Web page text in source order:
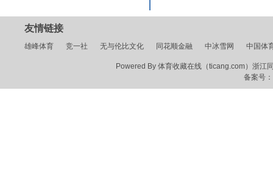
友情链接
雄峰体育 竞一社 无与伦比文化 同花顺金融 中冰雪网 中国体
Powered By 体育收藏在线（ticang.com）浙江
备案号：